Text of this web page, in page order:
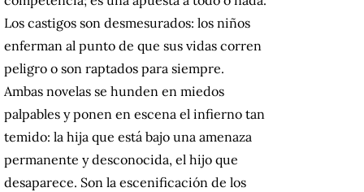
Los castigos son desmesurados: los niños
enferman al punto de que sus vidas corren
peligro o son raptados para siempre.
Ambas novelas se hunden en miedos
palpables y ponen en escena el infierno tan
temido: la hija que está bajo una amenaza
permanente y desconocida, el hijo que
desaparece. Son la escenificación de los